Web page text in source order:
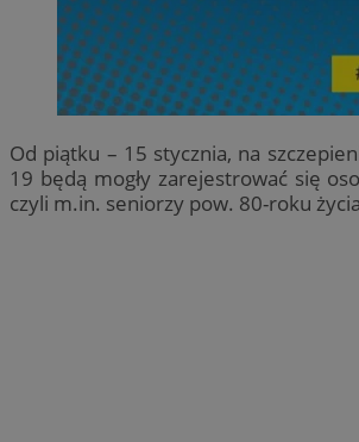
Od piątku – 15 stycznia, na
19 będą mogły zarejestrować się
czyli m.in. seniorzy pow. 80-roku